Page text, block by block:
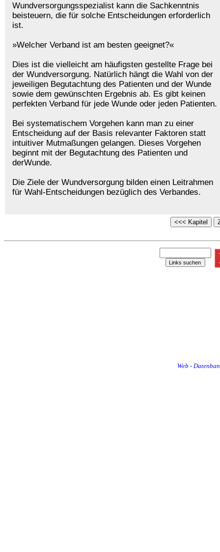
Wundversorgungsspezialist kann die Sachkenntnis
beisteuern, die für solche Entscheidungen erforderlich
ist.
»Welcher Verband ist am besten geeignet?«
Dies ist die vielleicht am häufigsten gestellte Frage bei
der Wundversorgung. Natürlich hängt die Wahl von der
jeweiligen Begutachtung des Patienten und der Wunde
sowie dem gewünschten Ergebnis ab. Es gibt keinen
perfekten Verband für jede Wunde oder jeden Patienten.
Bei systematischem Vorgehen kann man zu einer
Entscheidung auf der Basis relevanter Faktoren statt
intuitiver Mutmaßungen gelangen. Dieses Vorgehen
beginnt mit der Begutachtung des Patienten und
derWunde.
Die Ziele der Wundversorgung bilden einen Leitrahmen
für Wahl-Entscheidungen bezüglich des Verbandes.
Web -